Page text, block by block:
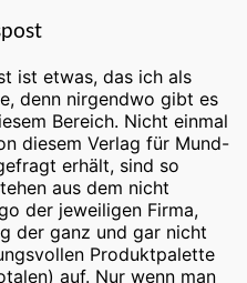
ist etwas, das ich als
denn nirgendwo gibt es
Bereich. Nicht einmal
diesem Verlag für Mund-
erhält, sind so
aus dem nicht
der jeweiligen Firma,
der ganz und gar nicht
Produktpalette
auf. Nur wenn man